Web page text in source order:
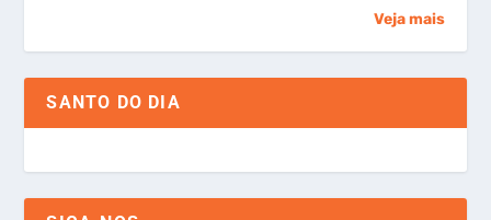
Veja mais
SANTO DO DIA